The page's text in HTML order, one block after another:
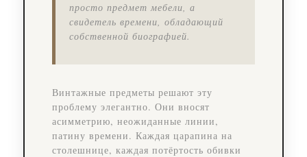
просто предмет мебели, а
свидетель времени, обладающий
собственной биографией.
Винтажные предметы решают эту
проблему элегантно. Они вносят
асимметрию, неожиданные линии,
патину времени. Каждая царапина на
столешнице, каждая потёртость обивки